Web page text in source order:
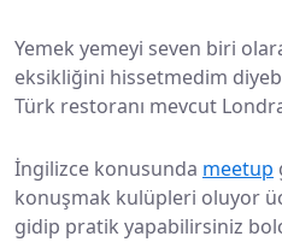
Yemek yemeyi seven biri
eksikliğini hissetmedim
Türk restoranı mevcut
İngilizce konusunda meetup
konuşmak kulüpleri oluyor
gidip pratik yapabilirsiniz